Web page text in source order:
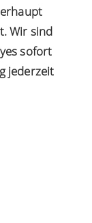
Wir sind
sofort
jederzeit